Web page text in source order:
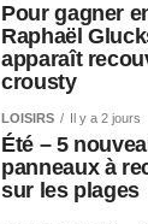
Pour gagner
Raphaël
apparaît
crousty
LOISIRS Il y a 2 jours
Été – 5
panneaux à
sur les plages